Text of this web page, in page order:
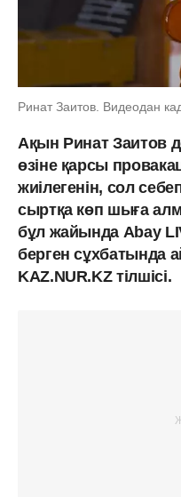
Ринат Заитов. Видеодан
Ақын Ринат Заитов
өзіне қарсы
жиілегенін, сол
сыртқа көп шыға
бұл жайында Abay
берген сұхбатында
KAZ.NUR.KZ тілшісі.